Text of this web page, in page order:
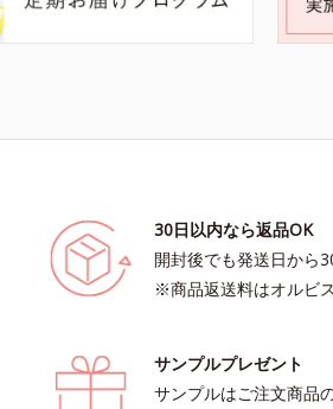
30日以内なら返品OK
開封後でも発送日から
※商品返送料はオルビ
サンプルプレゼント
サンプルはご注文商品